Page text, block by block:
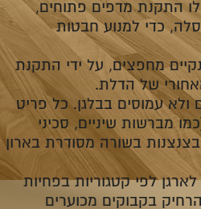
התקנת מדפים פתוחים,
לאסלה, כדי למנוע חבטות
מחפצים, על ידי התקנת
של הדלת.
ולא עמוסים בבלגן. כל פריט
מברשות שיניים, סכיני
בצנצנות בשורה מסודרת בארון
לפי קטגוריות בפחיות
בקבוקים מכוערים